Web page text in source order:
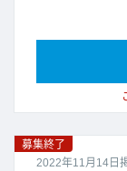
募集終了
2022年11月14日